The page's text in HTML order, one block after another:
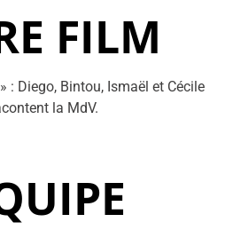
FILM
: Diego, Bintou, Ismaël et Cécile
la MdV.